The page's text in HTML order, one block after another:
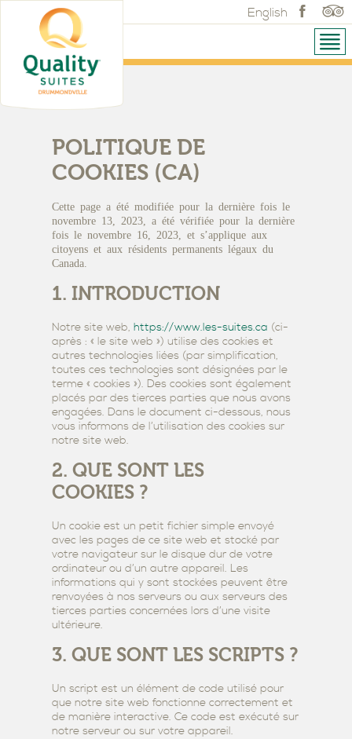
English
POLITIQUE DE
COOKIES (CA)
Cette page a été modifiée pour la dernière fois le
novembre 13, 2023, a été vérifiée pour la dernière
fois le novembre 16, 2023, et s’applique aux
citoyens et aux résidents permanents légaux du
Canada.
1. INTRODUCTION
Notre site web, https://www.les-suites.ca (ci-
après : « le site web ») utilise des cookies et
autres technologies liées (par simplification,
toutes ces technologies sont désignées par le
terme « cookies »). Des cookies sont également
placés par des tierces parties que nous avons
engagées. Dans le document ci-dessous, nous
vous informons de l’utilisation des cookies sur
notre site web.
2. QUE SONT LES
COOKIES ?
Un cookie est un petit fichier simple envoyé
avec les pages de ce site web et stocké par
votre navigateur sur le disque dur de votre
ordinateur ou d’un autre appareil. Les
informations qui y sont stockées peuvent être
renvoyées à nos serveurs ou aux serveurs des
tierces parties concernées lors d’une visite
ultérieure.
3. QUE SONT LES SCRIPTS ?
Un script est un élément de code utilisé pour
que notre site web fonctionne correctement et
de manière interactive. Ce code est exécuté sur
notre serveur ou sur votre appareil.